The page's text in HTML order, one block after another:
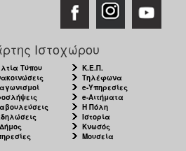
Ιστοχώρου
Τύπου
Κ.Ε.Π.
Τηλέφωνα
e-Υπηρεσίες
e-Αιτήματα
Η Πόλη
Ιστορία
Κνωσός
Μουσεία